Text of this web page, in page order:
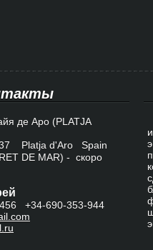
де Аро (PLATJA
37 Platja d'Aro Spain
DE MAR) - скоро
+34-690-353-944